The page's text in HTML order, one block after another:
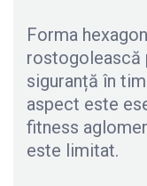
Forma
rostogolească
siguranță în
aspect este
fitness
este limitat.